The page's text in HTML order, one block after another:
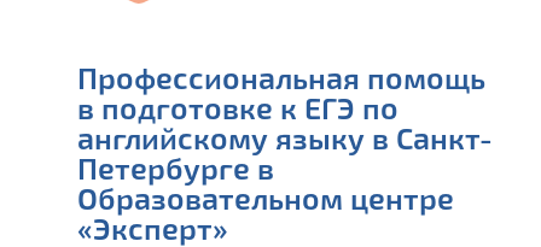
Профессиональная помощь
в подготовке к ЕГЭ по
английскому языку в Санкт-
Петербурге в
Образовательном центре
«Эксперт»